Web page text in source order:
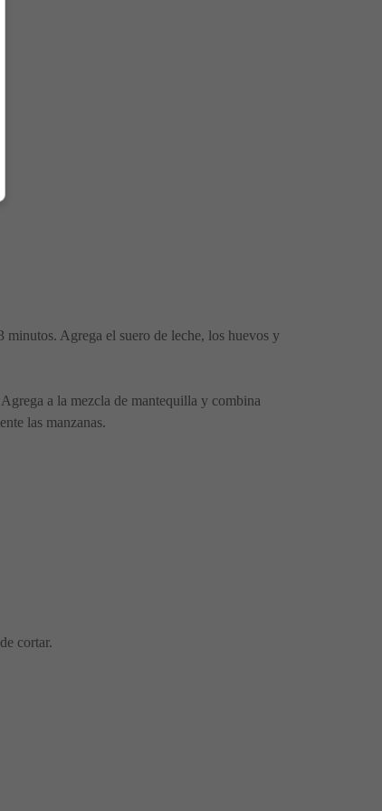
minutos. Agrega el suero de leche, los huevos y
a la mezcla de mantequilla y combina
las manzanas.
cortar.